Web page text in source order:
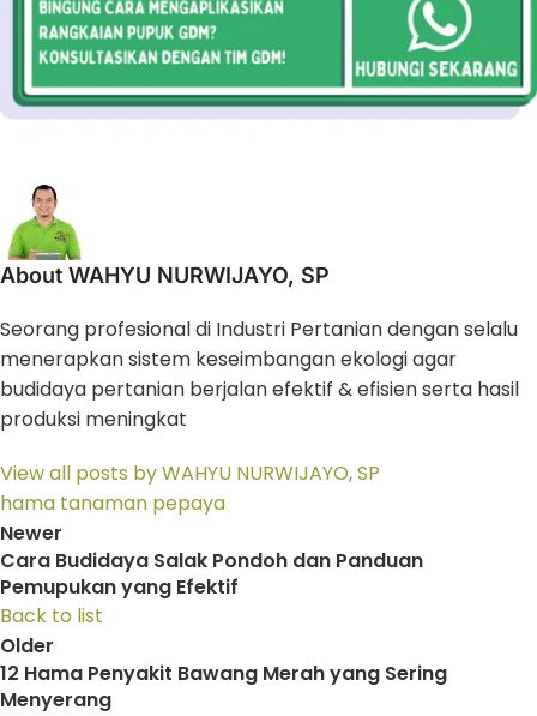
About WAHYU NURWIJAYO, SP
Seorang profesional di Industri Pertanian dengan selalu
menerapkan sistem keseimbangan ekologi agar
budidaya pertanian berjalan efektif & efisien serta hasil
produksi meningkat
View all posts by WAHYU NURWIJAYO, SP
hama tanaman pepaya
Newer
Cara Budidaya Salak Pondoh dan Panduan
Pemupukan yang Efektif
Back to list
Older
12 Hama Penyakit Bawang Merah yang Sering
Menyerang